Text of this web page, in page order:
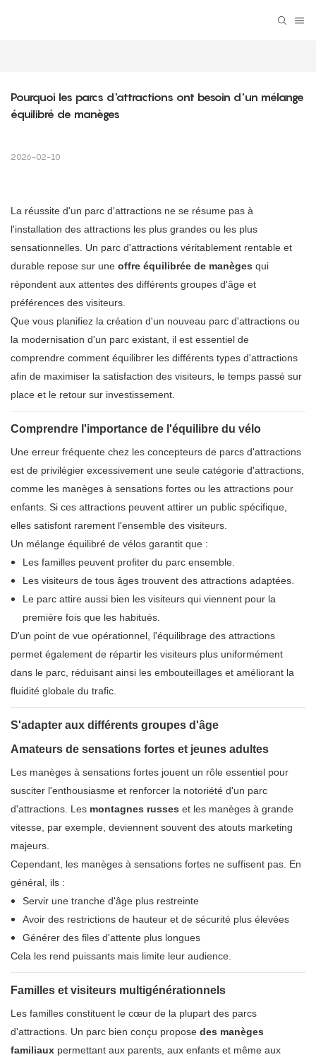
Pourquoi les parcs d'attractions ont besoin d'un mélange
équilibré de manèges
2026-02-10
La réussite d'un parc d'attractions ne se résume pas à
l'installation des attractions les plus grandes ou les plus
sensationnelles. Un parc d'attractions véritablement rentable et
durable repose sur une offre équilibrée de manèges qui
répondent aux attentes des différents groupes d'âge et
préférences des visiteurs.
Que vous planifiez la création d'un nouveau parc d'attractions ou
la modernisation d'un parc existant, il est essentiel de
comprendre comment équilibrer les différents types d'attractions
afin de maximiser la satisfaction des visiteurs, le temps passé sur
place et le retour sur investissement.
Comprendre l'importance de l'équilibre du vélo
Une erreur fréquente chez les concepteurs de parcs d'attractions
est de privilégier excessivement une seule catégorie d'attractions,
comme les manèges à sensations fortes ou les attractions pour
enfants. Si ces attractions peuvent attirer un public spécifique,
elles satisfont rarement l'ensemble des visiteurs.
Un mélange équilibré de vélos garantit que :
Les familles peuvent profiter du parc ensemble.
Les visiteurs de tous âges trouvent des attractions adaptées.
Le parc attire aussi bien les visiteurs qui viennent pour la
première fois que les habitués.
D'un point de vue opérationnel, l'équilibrage des attractions
permet également de répartir les visiteurs plus uniformément
dans le parc, réduisant ainsi les embouteillages et améliorant la
fluidité globale du trafic.
S'adapter aux différents groupes d'âge
Amateurs de sensations fortes et jeunes adultes
Les manèges à sensations fortes jouent un rôle essentiel pour
susciter l'enthousiasme et renforcer la notoriété d'un parc
d'attractions. Les montagnes russes et les manèges à grande
vitesse, par exemple, deviennent souvent des atouts marketing
majeurs.
Cependant, les manèges à sensations fortes ne suffisent pas. En
général, ils :
Servir une tranche d'âge plus restreinte
Avoir des restrictions de hauteur et de sécurité plus élevées
Générer des files d'attente plus longues
Cela les rend puissants mais limite leur audience.
Familles et visiteurs multigénérationnels
Les familles constituent le cœur de la plupart des parcs
d'attractions. Un parc bien conçu propose des manèges
familiaux permettant aux parents, aux enfants et même aux